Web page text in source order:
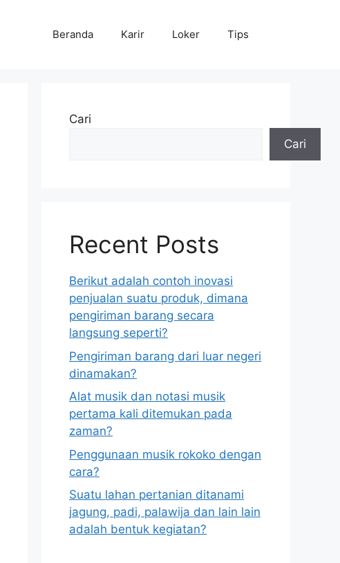
Beranda Karir Loker Tips
Cari
Cari
Recent Posts
Berikut adalah contoh inovasi
penjualan suatu produk, dimana
pengiriman barang secara
langsung seperti?
Pengiriman barang dari luar negeri
dinamakan?
Alat musik dan notasi musik
pertama kali ditemukan pada
zaman?
Penggunaan musik rokoko dengan
cara?
Suatu lahan pertanian ditanami
jagung, padi, palawija dan lain lain
adalah bentuk kegiatan?